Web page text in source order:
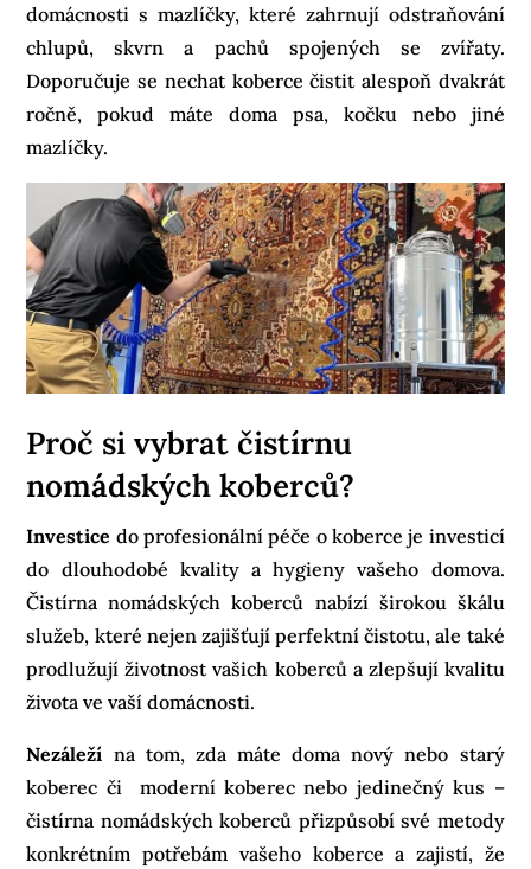
domácnosti s mazlíčky, které zahrnují odstraňování
chlupů, skvrn a pachů spojených se zvířaty.
Doporučuje se nechat koberce čistit alespoň dvakrát
ročně, pokud máte doma psa, kočku nebo jiné
mazlíčky.
Proč si vybrat čistírnu
nomádských koberců?
Investice do profesionální péče o koberce je investicí
do dlouhodobé kvality a hygieny vašeho domova.
Čistírna nomádských koberců nabízí širokou škálu
služeb, které nejen zajišťují perfektní čistotu, ale také
prodlužují životnost vašich koberců a zlepšují kvalitu
života ve vaší domácnosti.
Nezáleží na tom, zda máte doma nový nebo starý
koberec či moderní koberec nebo jedinečný kus –
čistírna nomádských koberců přizpůsobí své metody
konkrétním potřebám vašeho koberce a zajistí, že